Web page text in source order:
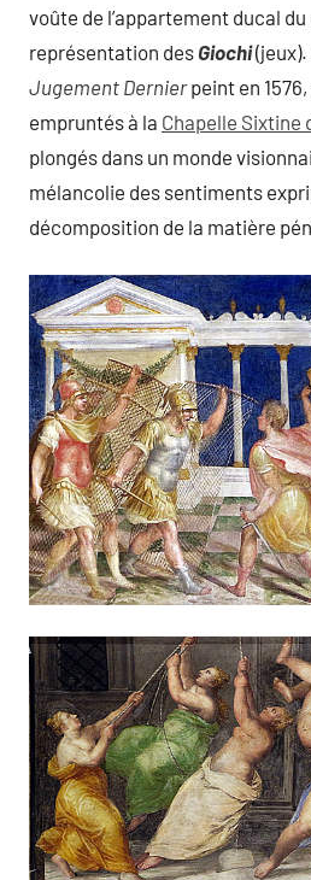
voûte de l’appartement ducal
représentation des Giochi(jeux).
Jugement Dernierpeint en
empruntés à la Chapelle Sixtine
plongés dans un monde
mélancolie des sentiments
décomposition de la matière